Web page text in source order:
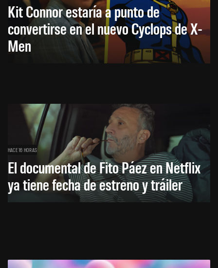
Kit Connor estaría a punto de
convertirse en el nuevo Cyclops de X-
Men
HACE 16 HORAS
El documental de Fito Páez en Netflix
ya tiene fecha de estreno y tráiler